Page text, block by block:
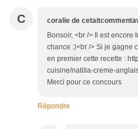
C coralie de
Bonsoir, <br /> Il est encore
chance :)<br /> Si je gagne
en premier cette recette :
cuisine/natilla-creme-
Merci pour ce concours
Répondre